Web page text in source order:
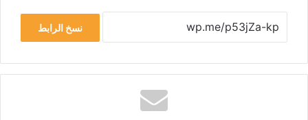
نسخ الرابط